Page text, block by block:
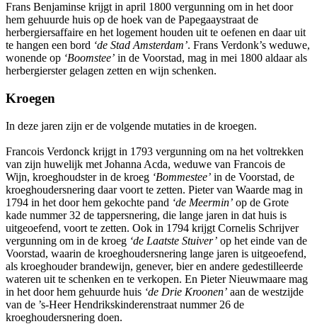
Frans Benjaminse krijgt in april 1800 vergunning om in het door
hem gehuurde huis op de hoek van de Papegaaystraat de
herbergiersaffaire en het logement houden uit te oefenen en daar uit
te hangen een bord ‘de Stad Amsterdam’. Frans Verdonk’s weduwe,
wonende op ‘Boomstee’ in de Voorstad, mag in mei 1800 aldaar als
herbergierster gelagen zetten en wijn schenken.
Kroegen
In deze jaren zijn er de volgende mutaties in de kroegen.
Francois Verdonck krijgt in 1793 vergunning om na het voltrekken
van zijn huwelijk met Johanna Acda, weduwe van Francois de
Wijn, kroeghoudster in de kroeg ‘Bommestee’ in de Voorstad, de
kroeghoudersnering daar voort te zetten. Pieter van Waarde mag in
1794 in het door hem gekochte pand ‘de Meermin’ op de Grote
kade nummer 32 de tappersnering, die lange jaren in dat huis is
uitgeoefend, voort te zetten. Ook in 1794 krijgt Cornelis Schrijver
vergunning om in de kroeg ‘de Laatste Stuiver’ op het einde van de
Voorstad, waarin de kroeghoudersnering lange jaren is uitgeoefend,
als kroeghouder brandewijn, genever, bier en andere gedestilleerde
wateren uit te schenken en te verkopen. En Pieter Nieuwmaare mag
in het door hem gehuurde huis ‘de Drie Kroonen’ aan de westzijde
van de ’s-Heer Hendrikskinderenstraat nummer 26 de
kroeghoudersnering doen.